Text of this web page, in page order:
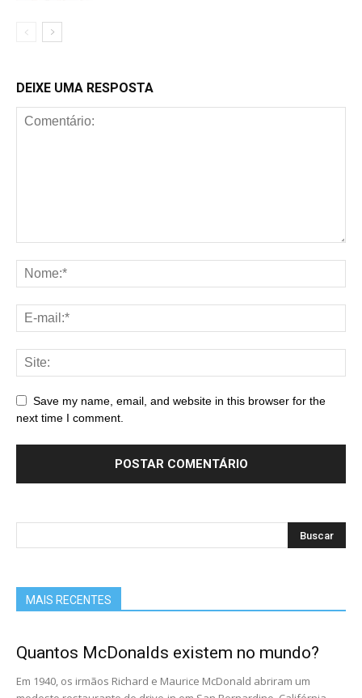
DEIXE UMA RESPOSTA
Save my name, email, and website in this browser for the
next time I comment.
MAIS RECENTES
Quantos McDonalds existem no mundo?
Em 1940, os irmãos Richard e Maurice McDonald abriram um